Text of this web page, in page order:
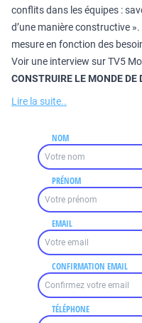
conflits dans les équipes :
d’une manière constructive
mesure en fonction des
Voir une interview sur TV5
CONSTRUIRE LE MONDE DE
Lire la suite..
NOM
PRÉNOM
EMAIL
CONFIRMATION EMAIL
TÉLÉPHONE